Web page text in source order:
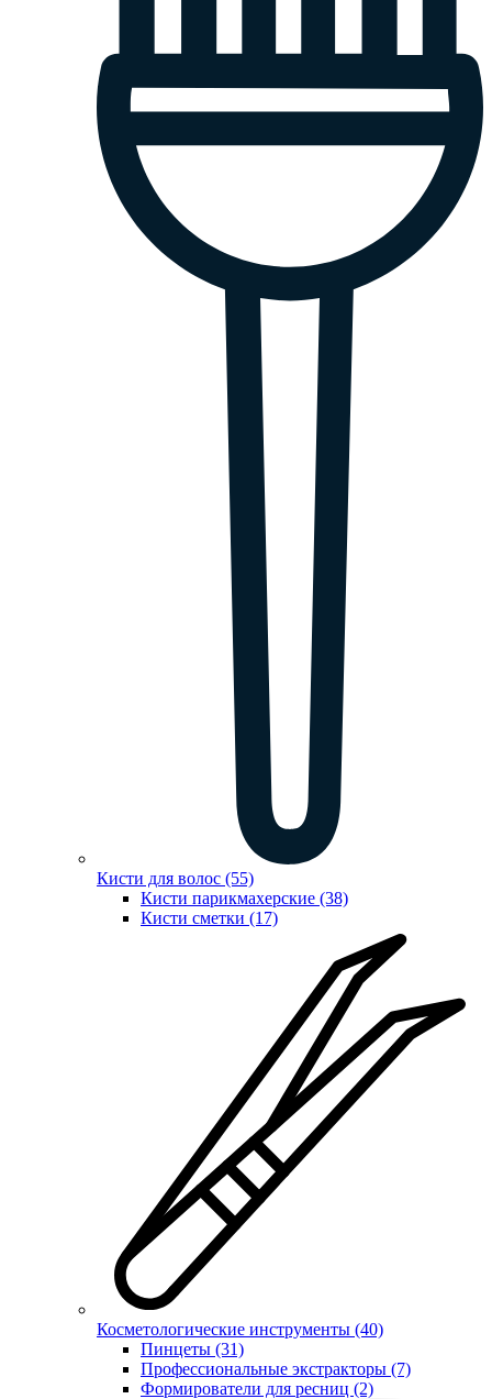
Кисти для волос (55)
Кисти парикмахерские (38)
Кисти сметки (17)
Косметологические инструменты (40)
Пинцеты (31)
Профессиональные экстракторы (7)
Формирователи для ресниц (2)